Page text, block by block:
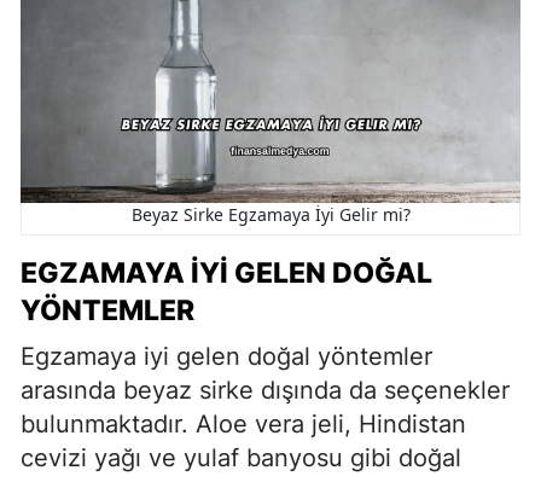
Beyaz Sirke Egzamaya İyi Gelir mi?
EGZAMAYA İYI GELEN DOĞAL
YÖNTEMLER
Egzamaya iyi gelen doğal yöntemler
arasında beyaz sirke dışında da seçenekler
bulunmaktadır. Aloe vera jeli, Hindistan
cevizi yağı ve yulaf banyosu gibi doğal